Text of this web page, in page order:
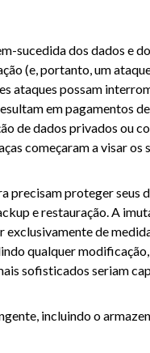
sucedida dos dados e
(e, portanto, um
ataques possam
em pagamentos
de dados privados ou
começaram a visar
precisam proteger seus
e restauração. A
exclusivamente de
qualquer
sofisticados seriam
incluindo o